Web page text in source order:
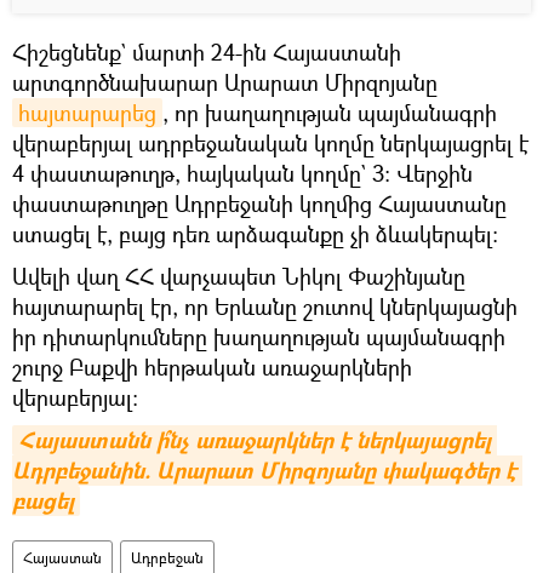
Հիշեցնենք` մարտի 24-ին Հայաստանի
արտգործնախարար Արարատ Միրզոյանը
հայտարարեց , որ խաղաղության պայմանագրի
վերաբերյալ ադրբեջանական կողմը ներկայացրել է
4 փաստաթուղթ, հայկական կողմը` 3։ Վերջին
փաստաթուղթը Ադրբեջանի կողմից Հայաստանը
ստացել է, բայց դեռ արձագանքը չի ձևակերպել։
Ավելի վաղ ՀՀ վարչապետ Նիկոլ Փաշինյանը
հայտարարել էր, որ Երևանը շուտով կներկայացնի
իր դիտարկումները խաղաղության պայմանագրի
շուրջ Բաքվի հերթական առաջարկների
վերաբերյալ:
Հայաստանն ի՞նչ առաջարկներ է ներկայացրել
Ադրբեջանին. Արարատ Միրզոյանը փակագծեր է
բացել
Հայաստան Ադրբեջան